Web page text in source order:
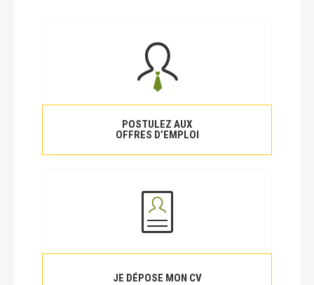
POSTULEZ AUX
OFFRES D’EMPLOI
JE DÉPOSE MON CV